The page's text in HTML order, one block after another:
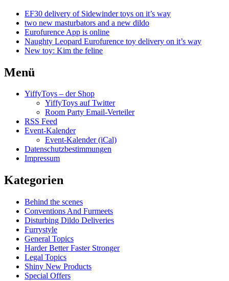
EF30 delivery of Sidewinder toys on it’s way
two new masturbators and a new dildo
Eurofurence App is online
Naughty Leopard Eurofurence toy delivery on it’s way
New toy: Kim the feline
Menü
YiffyToys – der Shop
YiffyToys auf Twitter
Room Party Email-Verteiler
RSS Feed
Event-Kalender
Event-Kalender (iCal)
Datenschutzbestimmungen
Impressum
Kategorien
Behind the scenes
Conventions And Furmeets
Disturbing Dildo Deliveries
Furrystyle
General Topics
Harder Better Faster Stronger
Legal Topics
Shiny New Products
Special Offers